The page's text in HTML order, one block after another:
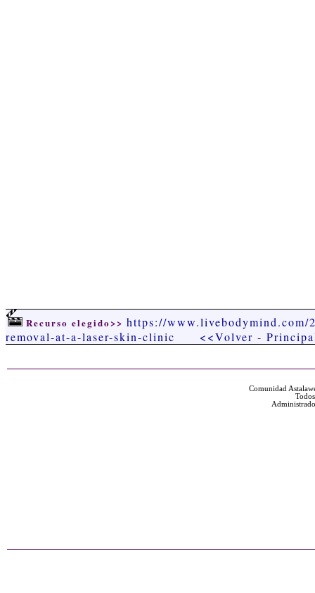
Recurso elegido>> https://www.livebodymind.com/
removal-at-a-laser-skin-clinic
<<Volver -
Comunidad